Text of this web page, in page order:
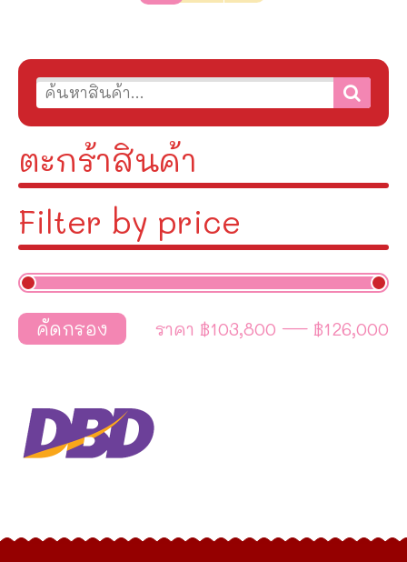
ตะกร้าสินค้า
Filter by price
ราคา
ราคาคัดกรอง ราคา ฿103,800 — ฿126,000